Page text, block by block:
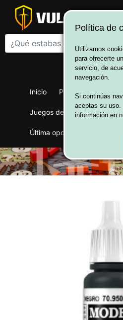
Inicio Productos
Juegos de cartas
Última oportunidad
Política de
Utilizamos
para ofrecerte
servicio, de
navegación.
Si continúas
aceptas su uso.
información en